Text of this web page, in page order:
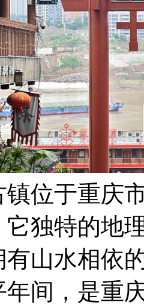
镇位于重庆
它独特的地
有山水相依
年间，是重